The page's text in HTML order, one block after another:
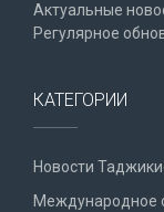
Актуальные
Регулярное
КАТЕГОРИИ
Новости
Международное